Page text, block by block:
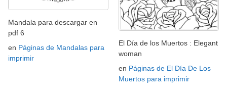
Mandala para descargar en
pdf 6
en Páginas de Mandalas para
imprimir
El Día de los Muertos : Elegant
woman
en Páginas de El Día De Los
Muertos para imprimir